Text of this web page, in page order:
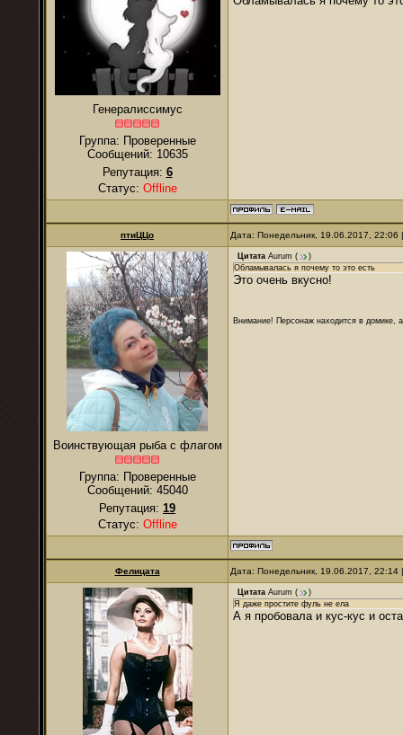
Генералиссимус
Группа: Проверенные
Сообщений: 10635
Репутация: 6
Статус: Offline
птиЦЦо Дата: Понедельник, 19.06.2017,
Воинствующая рыба с флагом
Группа: Проверенные
Сообщений: 45040
Репутация: 19
Статус: Offline
Цитата Aurum (
)
Обламывалась я почему то это есть
Это очень вкусно!
Внимание! Персонаж находится в домике,
Фелицата Дата: Понедельник, 19.06.2017,
Цитата Aurum (
)
Я даже простите фуль не ела
А я пробовала и кус-кус и